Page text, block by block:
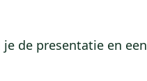
je de presentatie en een